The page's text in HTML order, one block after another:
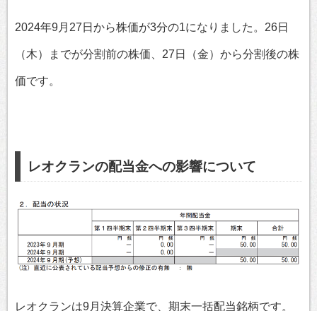
2024年9月27日から株価が3分の1になりました。26日
（木）までが分割前の株価、27日（金）から分割後の株
価です。
レオクランの配当金への影響について
レオクランは9月決算企業で、期末一括配当銘柄です。